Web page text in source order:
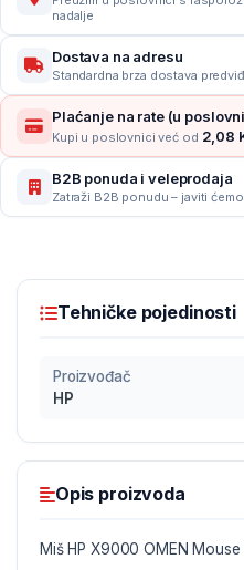
nadalje
Dostava na adresu
Standardna brza dostava
Plaćanje na rate (u
Kupi u poslovnici već od 2,08
B2B ponuda i veleprodaja
Zatraži B2B ponudu – javiti
Tehničke pojedinosti
Proizvođač
HP
Opis proizvoda
Miš HP X9000 OMEN Mouse